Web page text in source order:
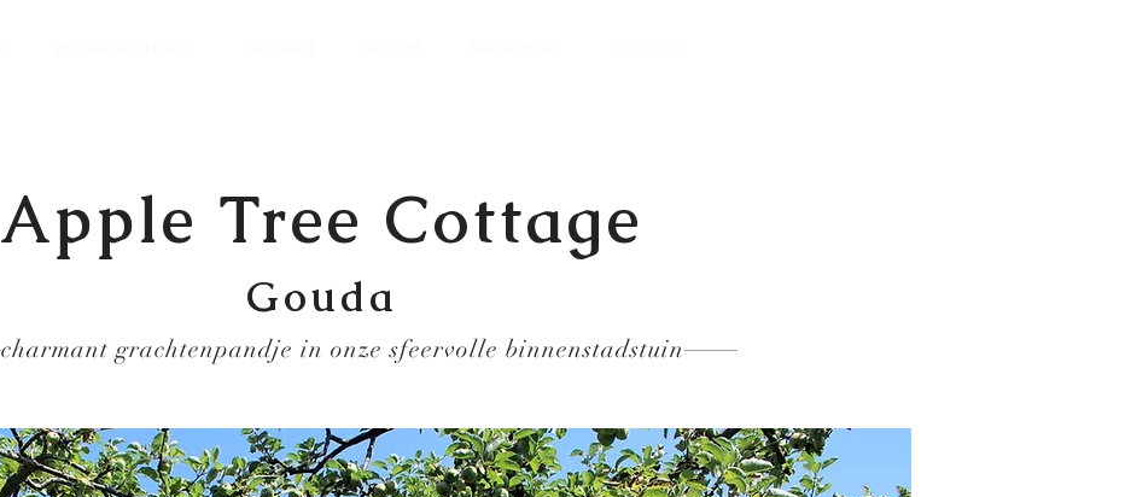
Apple Tree Cottage
Gouda
charmant grachtenpandje in onze sfeervolle binnenstadstuin